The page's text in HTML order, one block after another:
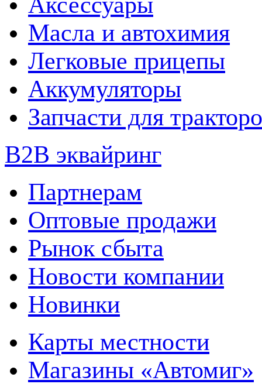
Масла и автохимия
Легковые прицепы
Аккумуляторы
Запчасти для
B2B эквайринг
Партнерам
Оптовые продажи
Рынок сбыта
Новости компании
Новинки
Карты местности
Магазины «Автомиг»